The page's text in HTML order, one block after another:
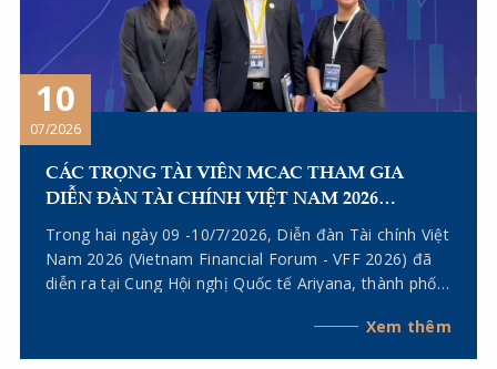
10
07/2026
CÁC TRỌNG TÀI VIÊN MCAC THAM GIA
DIỄN ĐÀN TÀI CHÍNH VIỆT NAM 2026
(VIETNAM FINANCIAL FORUM – VFF 2026)
Trong hai ngày 09 -10/7/2026, Diễn đàn Tài chính Việt
Nam 2026 (Vietnam Financial Forum - VFF 2026) đã
diễn ra tại Cung Hội nghị Quốc tế Ariyana, thành phố
Trung tâm Trọng tài Thương mại Miền Trung (MCAC),
gồm Trọng tài viên Kiều Anh Vũ - Chủ tịch Hội đồng
Xem thêm